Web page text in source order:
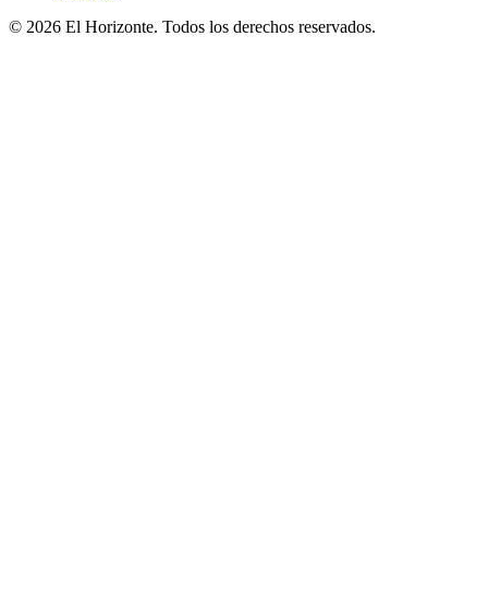
© 2026 El Horizonte. Todos los derechos reservados.